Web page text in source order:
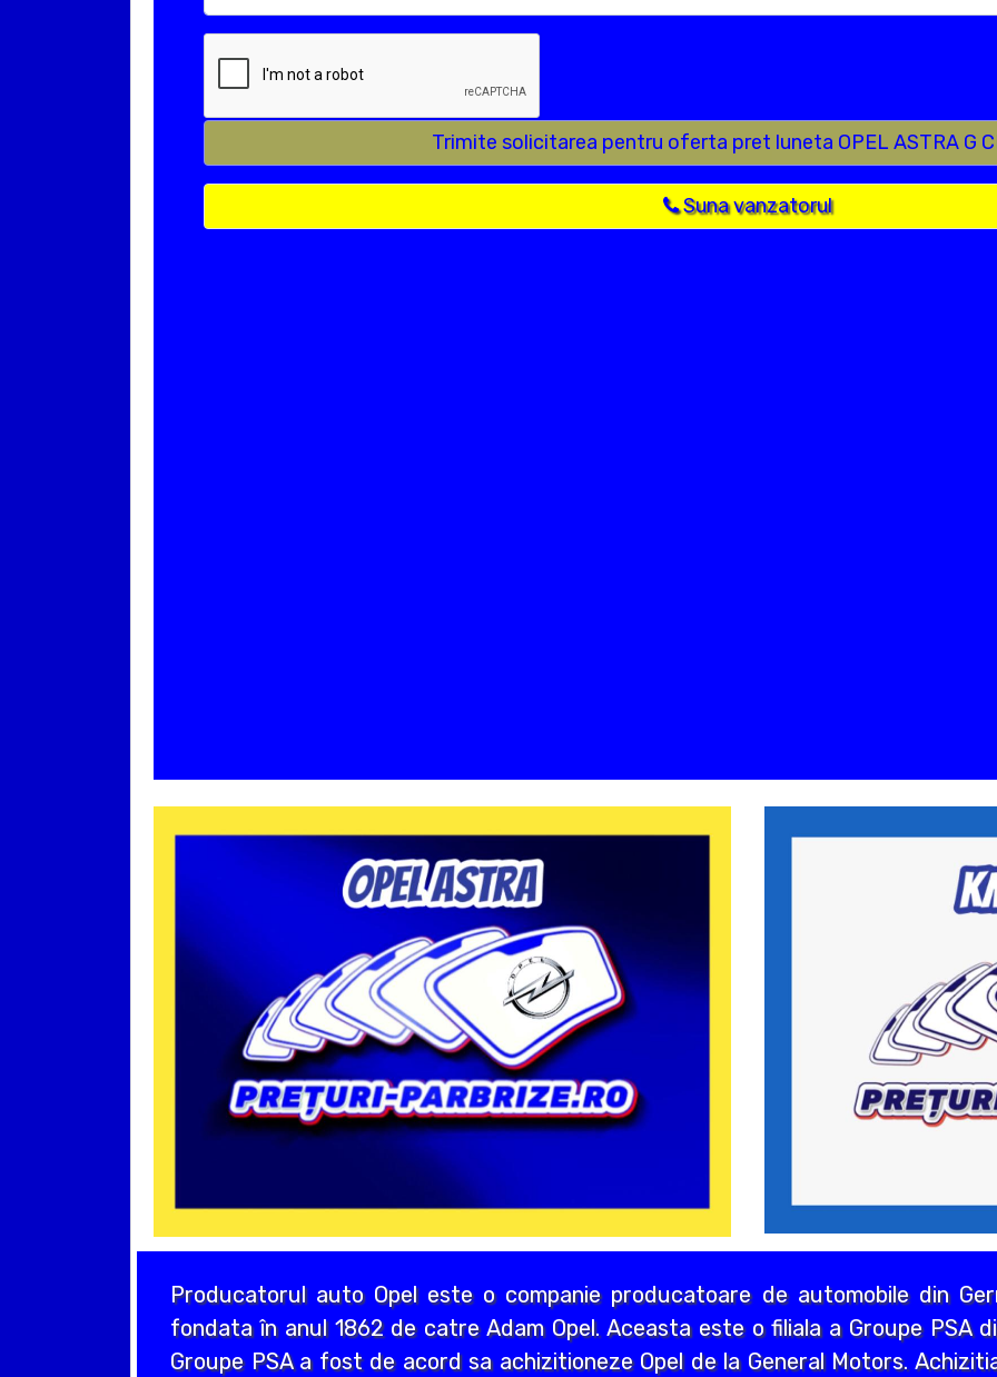
Trimite solicitarea pentru oferta pret luneta OPEL ASTRA G
Suna vanzatorul
Producatorul auto Opel este o companie producatoare de automobile din
fondata în anul 1862 de catre Adam Opel. Aceasta este o filiala a Groupe PSA
Groupe PSA a fost de acord sa achizitioneze Opel de la General Motors.